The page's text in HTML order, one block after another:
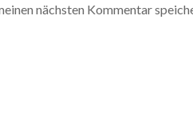
nächsten Kommentar